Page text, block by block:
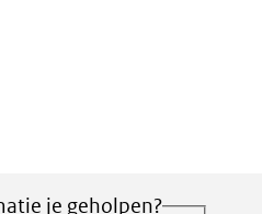
je geholpen?